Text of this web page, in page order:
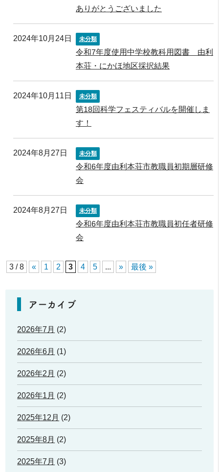
ありがとうございました
2024年10月24日 未分類
令和7年度使用中学校教科用図書 由利
本荘・にかほ地区採択結果
2024年10月11日 未分類
第18回科学フェスティバルを開催しま
す！
2024年8月27日 未分類
令和6年度由利本荘市教職員初期層研修
会
2024年8月27日 未分類
令和6年度由利本荘市教職員初任者研修
会
3 / 8 « 1 2 3 4 5 ... » 最後 »
アーカイブ
2026年7月 (2)
2026年6月 (1)
2026年2月 (2)
2026年1月 (2)
2025年12月 (2)
2025年8月 (2)
2025年7月 (3)